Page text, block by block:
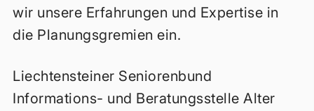
wir unsere Erfahrungen und Expertise in
die Planungsgremien ein.
Liechtensteiner Seniorenbund
Informations- und Beratungsstelle Alter